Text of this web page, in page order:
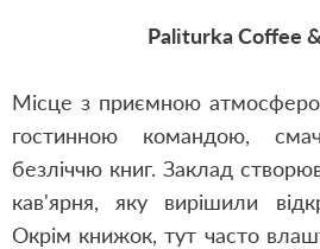
Paliturka Coffee
Місце з приємною
гостинною командою,
безліччю книг. Заклад
кав'ярня, яку вирішили
Окрім книжок, тут часто